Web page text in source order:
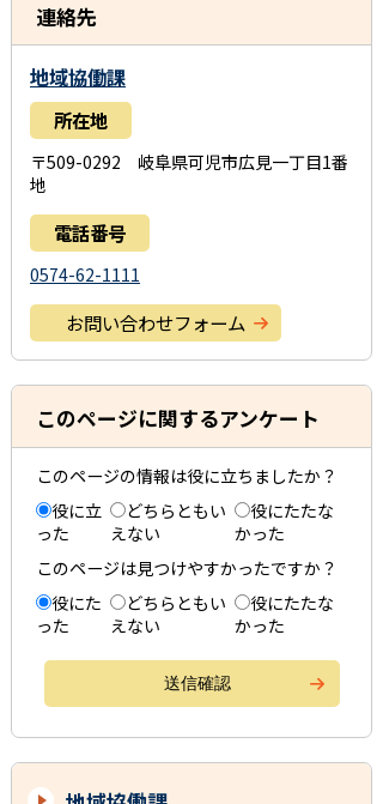
連絡先
地域協働課
所在地
〒509-0292 岐阜県可児市広見一丁目1番
地
電話番号
0574-62-1111
お問い合わせフォーム
このページに関するアンケート
このページの情報は役に立ちましたか？
役に立
った
どちらともい
えない
役にたたな
かった
このページは見つけやすかったですか？
役にた
った
どちらともい
えない
役にたたな
かった